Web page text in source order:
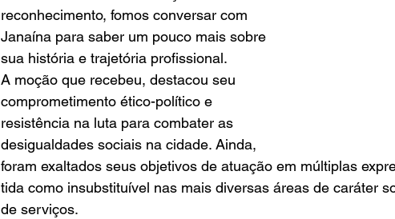
reconhecimento, fomos conversar com
Janaína para saber um pouco mais sobre
sua história e trajetória profissional.
A moção que recebeu, destacou seu
comprometimento ético-político e
resistência na luta para combater as
desigualdades sociais na cidade. Ainda,
foram exaltados seus objetivos de atuação em múltiplas
tida como insubstituível nas mais diversas áreas de caráter
de serviços.